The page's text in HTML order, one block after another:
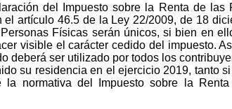
del Impuesto sobre la Renta de
artículo 46.5 de la Ley 22/2009, de 18
Físicas serán únicos, si bien en
visible el carácter cedido del impuesto.
deberá ser utilizado por todos los
su residencia en el ejercicio 2019, tanto
la normativa del Impuesto sobre la